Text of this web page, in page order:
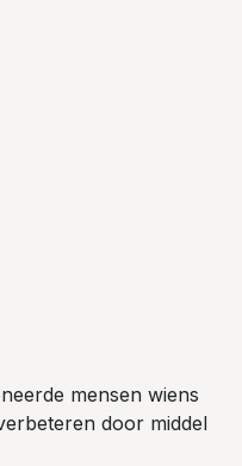
mensen wiens
door middel